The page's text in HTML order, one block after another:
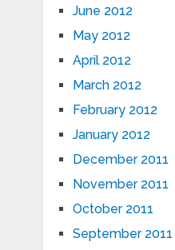
June 2012
May 2012
April 2012
March 2012
February 2012
January 2012
December 2011
November 2011
October 2011
September 2011